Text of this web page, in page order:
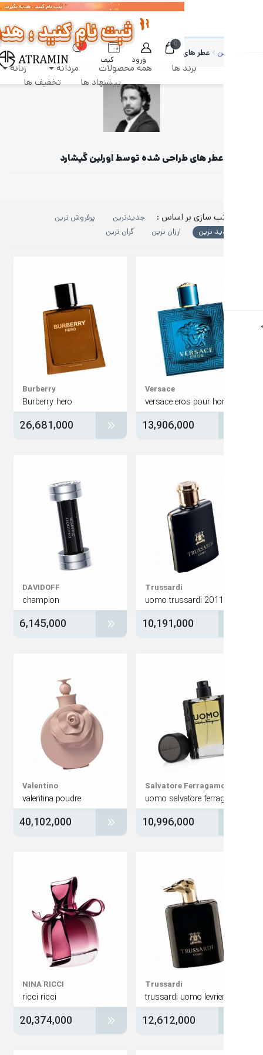
ورود
کیف
پول
1
همه محصولات مردانه زنانه
پیشنهاد ها
تخفیف ها
طبق روال عادی روزانه پردازش و ارسال خواهند شد
عطر های طراحی شده توسط اورلین گیشارد
های طراحی شده توسط اورلین گیشارد
سازی بر اساس : جدیدترین
پرفروش ترین
ارزان ترین گران ترین
versace eros pour
13,906,000
Burberry hero
26,681,000
uomo trussardi 2011
10,191,000
6,145,000
Salvatore
10,996,000
valentina poudre
40,102,000
12,612,000
NINA RICCI
20,374,000